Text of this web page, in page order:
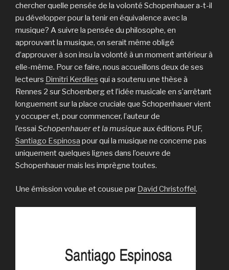
chercher quelle pensée de la volonté Schopenhauer a-t-il
pu développer pour la tenir en équivalence avec la
musique? A suivre la pensée du philosophe, en
approuvant la musique, on serait même obligé
d’approuver à son insu la volonté à un moment antérieur à
elle-même. Pour ce faire, nous accueillons deux de ses
lecteurs Dimitri Kerdiles qui a soutenu une thèse à
Rennes 2 sur Schoenberg et l’idée musicale en s’arrêtant
longuement sur la place cruciale que Schopenhauer vient
y occuper et, pour commencer, l’auteur de
l’essai Schopenhauer et la musique aux éditions PUF,
Santiago Espinosa pour qui la musique ne concerne pas
uniquement quelques lignes dans l’oeuvre de
Schopenhauer mais les imprègne toutes.
Une émission voulue et cousue par David Christoffel.